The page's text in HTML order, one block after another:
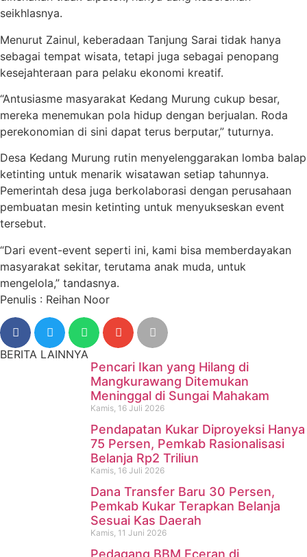
seikhlasnya.
Menurut Zainul, keberadaan Tanjung Sarai tidak hanya
sebagai tempat wisata, tetapi juga sebagai penopang
kesejahteraan para pelaku ekonomi kreatif.
“Antusiasme masyarakat Kedang Murung cukup besar,
mereka menemukan pola hidup dengan berjualan. Roda
perekonomian di sini dapat terus berputar,” tuturnya.
Desa Kedang Murung rutin menyelenggarakan lomba balap
ketinting untuk menarik wisatawan setiap tahunnya.
Pemerintah desa juga berkolaborasi dengan perusahaan
pembuatan mesin ketinting untuk menyukseskan event
tersebut.
“Dari event-event seperti ini, kami bisa memberdayakan
masyarakat sekitar, terutama anak muda, untuk
mengelola,” tandasnya.
Penulis : Reihan Noor
BERITA LAINNYA
Pencari Ikan yang Hilang di
Mangkurawang Ditemukan
Meninggal di Sungai Mahakam
Kamis, 16 Juli 2026
Pendapatan Kukar Diproyeksi Hanya
75 Persen, Pemkab Rasionalisasi
Belanja Rp2 Triliun
Kamis, 16 Juli 2026
Dana Transfer Baru 30 Persen,
Pemkab Kukar Terapkan Belanja
Sesuai Kas Daerah
Kamis, 11 Juni 2026
Pedagang BBM Eceran di
Pencari Ikan yang Hilang di
Mangkurawang Ditemukan